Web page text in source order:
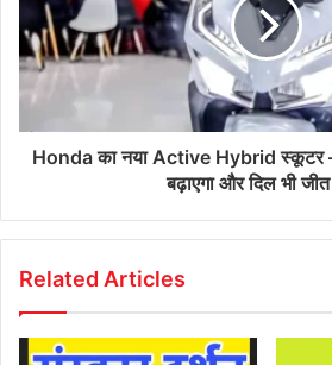
Honda का नया Active Hybrid स्कूटर –
बढ़ाएगा और दिल भी
Related Articles